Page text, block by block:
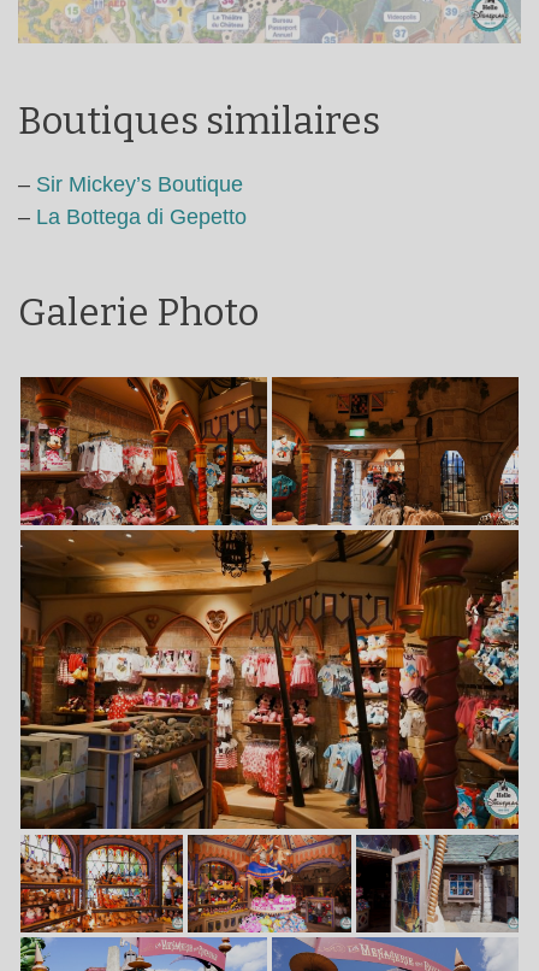
Boutiques similaires
– Sir Mickey’s Boutique
– La Bottega di Gepetto
Galerie Photo